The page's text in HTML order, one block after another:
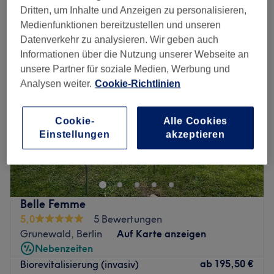
nadellose mesotherapie in der Nähe von Schlosspark Charlottenburg,
Berlin
Belle Femme
5,0
5 Bewertungen
Grunewald, Berlin
Auf Karte anzeigen
Nebenzeiten
Biorevitalisierung (invasiv)
ab 195,50 €
Dritten, um Inhalte und Anzeigen zu personalisieren,
Medienfunktionen bereitzustellen und unseren
Datenverkehr zu analysieren. Wir geben auch
Informationen über die Nutzung unserer Webseite an
unsere Partner für soziale Medien, Werbung und
Analysen weiter. Cookie-Richtlinien
Cookie-
Einstellungen
Alle Cookies
akzeptieren